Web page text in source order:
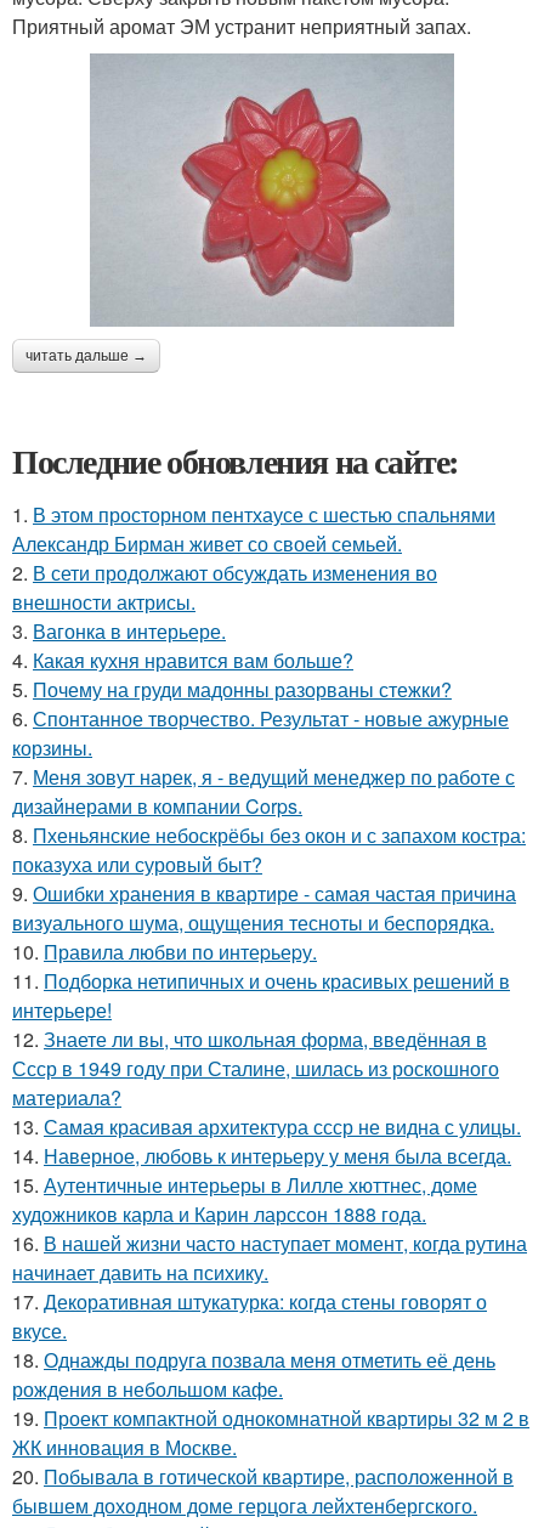
Приятный аромат ЭМ устранит неприятный запах.
читать дальше →
Последние обновления на сайте:
1. В этом просторном пентхаусе с шестью спальнями
Александр Бирман живет со своей семьей.
2. В сети продолжают обсуждать изменения во
внешности актрисы.
3. Вагонка в интерьере.
4. Какая кухня нравится вам больше?
5. Почему на груди мадонны разорваны стежки?
6. Спонтанное творчество. Результат - новые ажурные
корзины.
7. Меня зовут нарек, я - ведущий менеджер по работе с
дизайнерами в компании Corps.
8. Пхеньянские небоскрёбы без окон и с запахом костра:
показуха или суровый быт?
9. Ошибки хранения в квартире - самая частая причина
визуального шума, ощущения тесноты и беспорядка.
10. Правила любви по интеpьеpу.
11. Подборка нетипичных и очень красивых решений в
интерьере!
12. Знаете ли вы, что школьная форма, введённая в
Ссср в 1949 году при Сталине, шилась из роскошного
материала?
13. Самая красивая архитектура ссср не видна с улицы.
14. Наверное, любовь к интерьеру у меня была всегда.
15. Аутентичные интерьеры в Лилле хюттнес, доме
художников карла и Карин ларссон 1888 года.
16. В нашей жизни часто наступает момент, когда рутина
начинает давить на психику.
17. Декоративная штукатурка: когда стены говорят о
вкусе.
18. Однажды подруга позвала меня отметить её день
рождения в небольшом кафе.
19. Проект компактной однокомнатной квартиры 32 м 2 в
ЖК инновация в Москве.
20. Побывала в готической квартире, расположенной в
бывшем доходном доме герцога лейхтенбергского.